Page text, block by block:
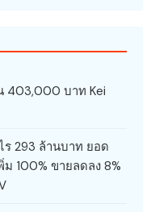
403,000 บาท Kei
ร 293 ล้านบาท ยอด
100% ขายลดลง 8%